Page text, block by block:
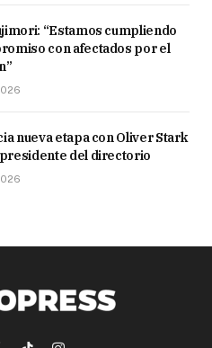
“Estamos cumpliendo
con afectados por el
nueva etapa con Oliver Stark
del directorio